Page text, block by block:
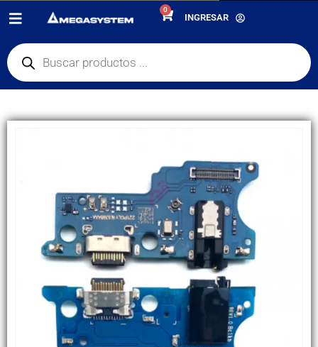
0
INGRESAR
PRODUCTOSREPUESTOS
PLACA DE CARGA